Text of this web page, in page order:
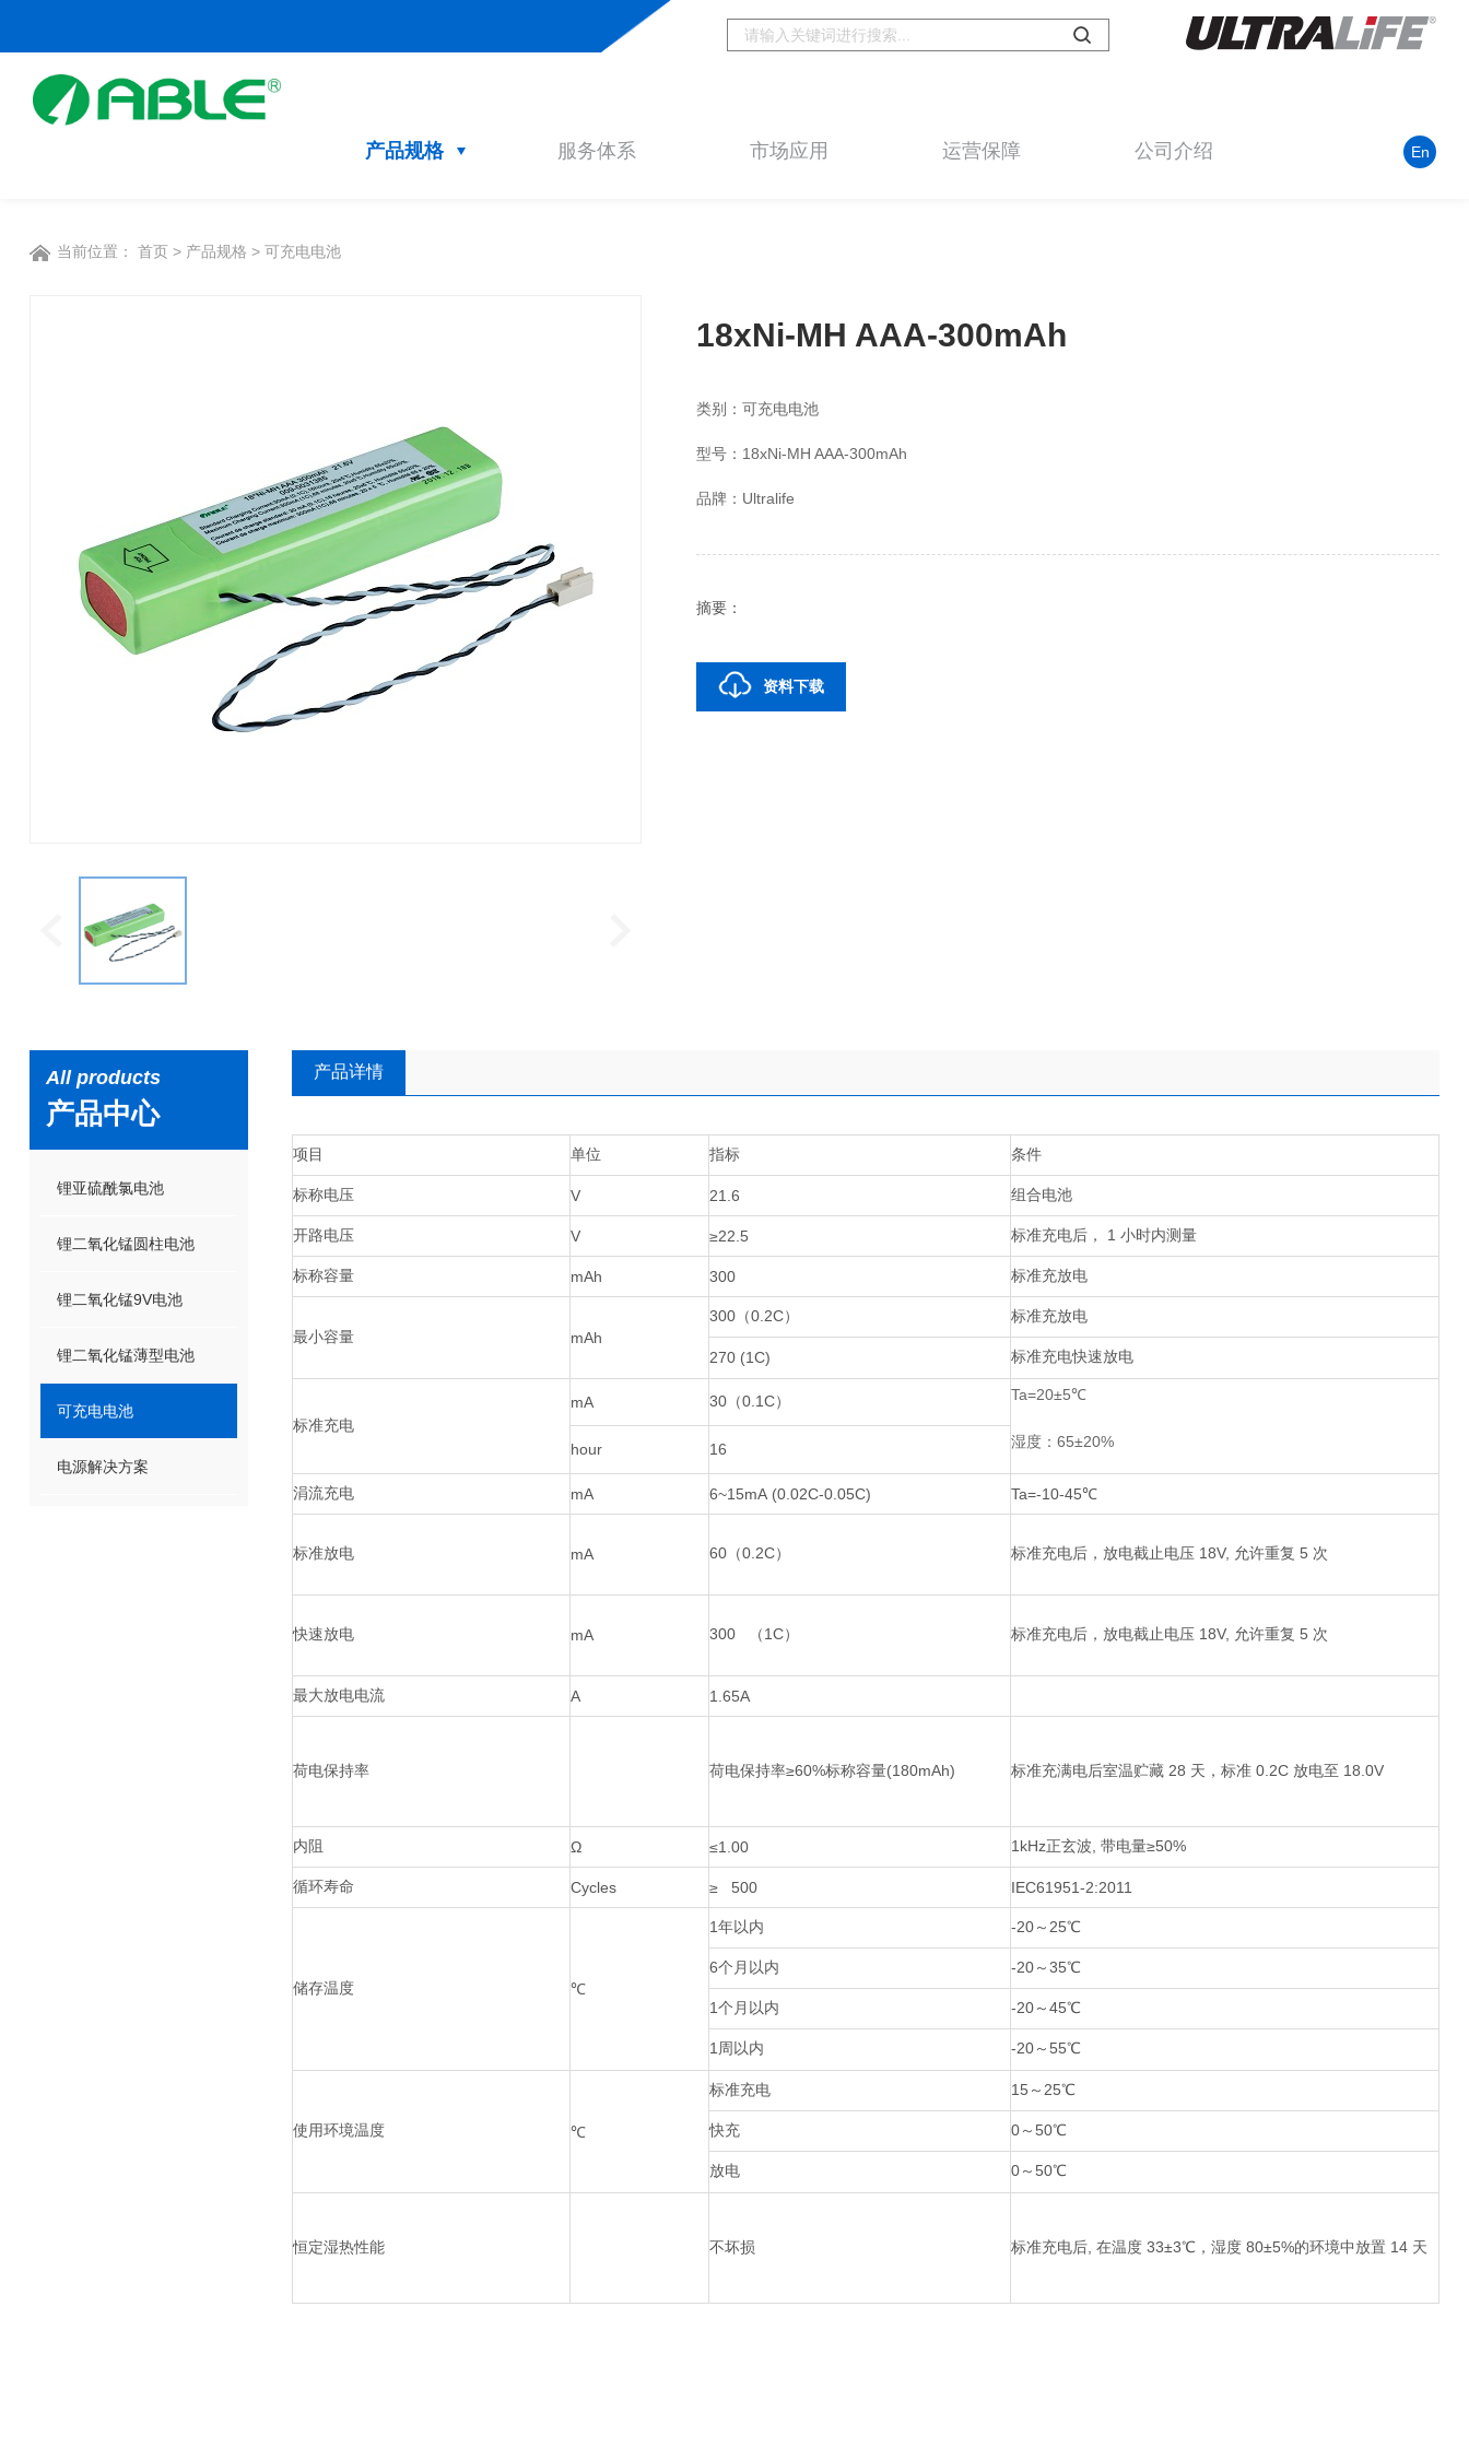
产品规格 服务体系 市场应用 运营保障 公司介绍 En
当前位置： 首页 > 产品规格 > 可充电电池
18xNi-MH AAA-300mAh
类别：可充电电池
型号：18xNi-MH AAA-300mAh
品牌：Ultralife
摘要：
资料下载
All products
产品中心
锂亚硫酰氯电池
锂二氧化锰圆柱电池
锂二氧化锰9V电池
锂二氧化锰薄型电池
可充电电池
电源解决方案
产品详情
项目 单位 指标 条件
标称电压 V 21.6 组合电池
开路电压 V ≥22.5 标准充电后， 1 小时内测量
标称容量 mAh 300 标准充放电
最小容量 mAh
300 （0.2C） 标准充放电
270 (1C) 标准充电快速放电
标准充电
mA 30 （0.1C） Ta=20±5℃
湿度： 65±20%
hour 16
涓流充电 mA 6~15mA (0.02C-0.05C) Ta=-10-45℃
标准放电 mA 60 （0.2C） 标准充电后，放电截止电压 18V, 允许重复 5 次
快速放电 mA 300 （1C） 标准充电后，放电截止电压 18V, 允许重复 5 次
最大放电电流 A 1.65A
荷电保持率 荷电保持率≥60%标称容量(180mAh) 标准充满电后室温贮藏 28 天，标准 0.2C 放电至 18.0V
内阻 Ω ≤1.00 1kHz正玄波, 带电量≥50%
循环寿命 Cycles ≥ 500 IEC61951-2:2011
储存温度 ℃
1年以内 -20～ 25℃
6个月以内 -20～35℃
1个月以内 -20～45℃
1周以内 -20～55℃
使用环境温度 ℃
标准充电 15 ～ 25℃
快充 0～50℃
放电 0～50℃
恒定湿热性能 不坏损 标准充电后 在温度 33±3℃，湿度 80±5%的环境中放置 14 天